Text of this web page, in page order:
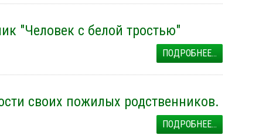
"Человек с белой тростью"
ПОДРОБНЕЕ...
своих пожилых родственников.
ПОДРОБНЕЕ...